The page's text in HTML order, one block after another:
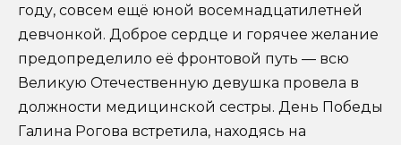
году, совсем ещё юной восемнадцатилетней
девчонкой. Доброе сердце и горячее желание
предопределило её фронтовой путь — всю
Великую Отечественную девушка провела в
должности медицинской сестры. День Победы
Галина Рогова встретила, находясь на